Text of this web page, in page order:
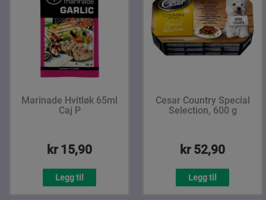
Marinade Hvitløk 65ml
Caj P
kr 15,90
Legg til
Cesar Country Special
Selection, 600 g
kr 52,90
Legg til